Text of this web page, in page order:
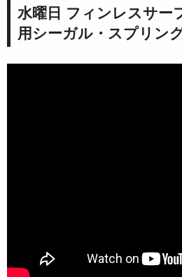
水曜日 フィンレスサー
用シーガル・スプリン